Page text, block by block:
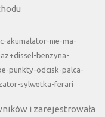
akumalator-nie-ma-
benzyna-
punkty-odcisk-palca-
sylwetka-ferari
i zarejestrowała